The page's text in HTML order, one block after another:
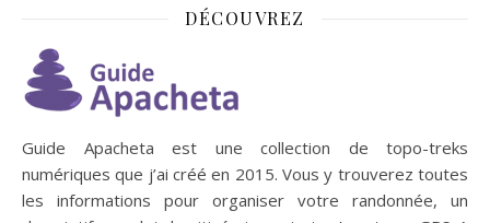
DÉCOUVREZ
Guide Apacheta est une collection de topo-treks
numériques que j’ai créé en 2015. Vous y trouverez toutes
les informations pour organiser votre randonnée, un